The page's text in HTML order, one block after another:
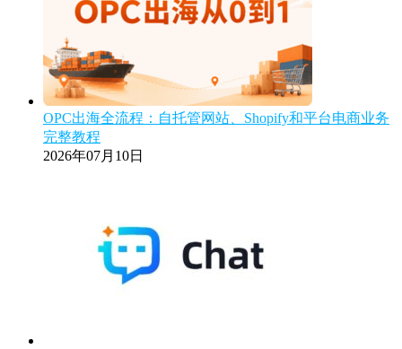
OPC出海全流程：自托管网站、Shopify和平台电商业务
完整教程
2026年07月10日